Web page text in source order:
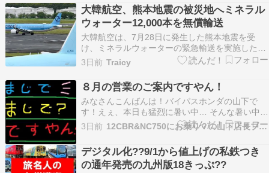
ていた。機材はボーイング737-800 […] 投稿
JAL、福岡〜鹿児島線で臨時便を追加設定 …
大韓航空、熊本地震の被災地へミネラル
ウォーター12,000本を無償輸送
大韓航空は、7月28日に発生した熊本地震を受
け、ミネラルウォーターの緊急輸送を実施した。
8月1日の仁川発北九州行き貨物便で1.5リットル
のミネラルウォーター12,000本を無料で輸送し、
翌2日に熊本県、北九州市との連携 […] 投稿 大韓
航空、熊本地震の被災地へミネラルウォー…
3日前 Traicy
８月の営業のご案内ですやん！
みなさんこんばんは！バイパスホンダの山下で
す！えぇ、本日も猛烈に暑い中… そんな暑い中先
日熊本への支援物資提供依頼が北九州市及び商工
会議所よりありまして。 無論勝手に送り付けたり
要らない物を送ってしまったり？等 現地での迷惑
にならないのが一番ですので今回の依頼が一番信
用できる手…
3日前 12CBR&NC750にお乗り？の山下店長ブログ
デジタル化??9/1から値上げの私鉄つき
の通年発売の九州版18きっぷ??